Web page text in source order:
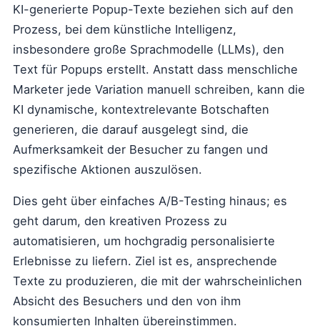
KI-generierte Popup-Texte beziehen sich auf den
Prozess, bei dem künstliche Intelligenz,
insbesondere große Sprachmodelle (LLMs), den
Text für Popups erstellt. Anstatt dass menschliche
Marketer jede Variation manuell schreiben, kann die
KI dynamische, kontextrelevante Botschaften
generieren, die darauf ausgelegt sind, die
Aufmerksamkeit der Besucher zu fangen und
spezifische Aktionen auszulösen.
Dies geht über einfaches A/B-Testing hinaus; es
geht darum, den kreativen Prozess zu
automatisieren, um hochgradig personalisierte
Erlebnisse zu liefern. Ziel ist es, ansprechende
Texte zu produzieren, die mit der wahrscheinlichen
Absicht des Besuchers und den von ihm
konsumierten Inhalten übereinstimmen.